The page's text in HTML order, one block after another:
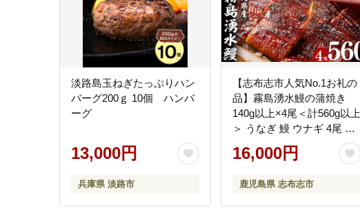
淡路島玉ねぎたっぷりハン
バーグ200ｇ 10個 ハンバ
ーグ
13,000円
兵庫県 淡路市
【志布志市人気No.1お礼の
品】霧島湧水鰻の蒲焼き
140g以上×4尾＜計560g以上
＞ うなぎ 鰻 ウナギ 4尾 国
産 九州産 蒲焼き かばやき
冷凍 うな重 ひつまぶし タ
a6-078
16,000円
鹿児島県 志布志市